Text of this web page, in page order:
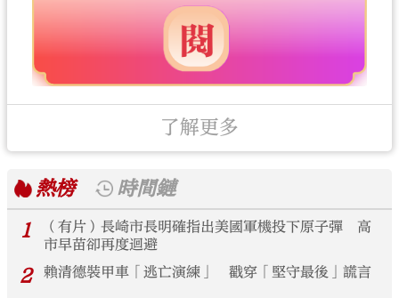
了解更多
熱榜
時間鏈
1
（有片）長崎市長明確指出美國軍機投下原子彈 高
市早苗卻再度迴避
2 賴清德裝甲車「逃亡演練」 戳穿「堅守最後」謊言